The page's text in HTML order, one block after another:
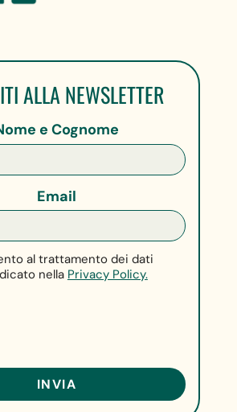
ALLA NEWSLETTER
e Cognome
Email
al trattamento dei dati
nella Privacy Policy.